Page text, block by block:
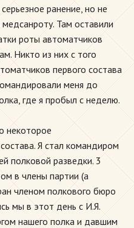
ранение, но не
Там оставили
роты автоматчиков
Никто из них с того
первого состава
меня до
где я пробыл с неделю.
некоторое
Я стал командиром
полковой разведки. 3
в члены партии (а
членом полкового бюро
мы в этот день с И.Я.
нашего полка и давшим